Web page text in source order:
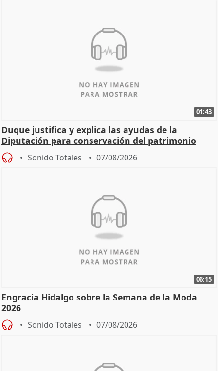
01:43
Duque justifica y explica las ayudas de la
Diputación para conservación del patrimonio
Sonido Totales 07/08/2026
06:15
Engracia Hidalgo sobre la Semana de la Moda
2026
Sonido Totales 07/08/2026